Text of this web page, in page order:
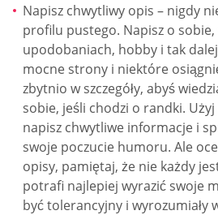
Napisz chwytliwy opis – nigdy
profilu pustego. Napisz o sobie,
upodobaniach, hobby i tak
mocne strony i niektóre
zbytnio w szczegóły, abyś
sobie, jeśli chodzi o randki.
napisz chwytliwe informacje i
swoje poczucie humoru. Ale
opisy, pamiętaj, że nie każdy
potrafi najlepiej wyrazić swoje
być tolerancyjny i wyrozumiały